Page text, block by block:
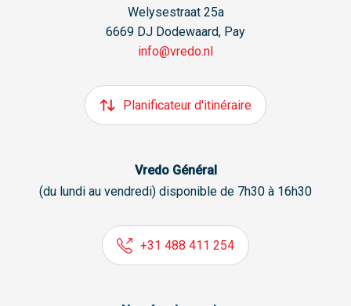
Welysestraat 25a
6669 DJ Dodewaard, Pay
info@vredo.nl
Planificateur d'itinéraire
Vredo Général
(du lundi au vendredi) disponible de 7h30 à 16h30
+31 488 411 254